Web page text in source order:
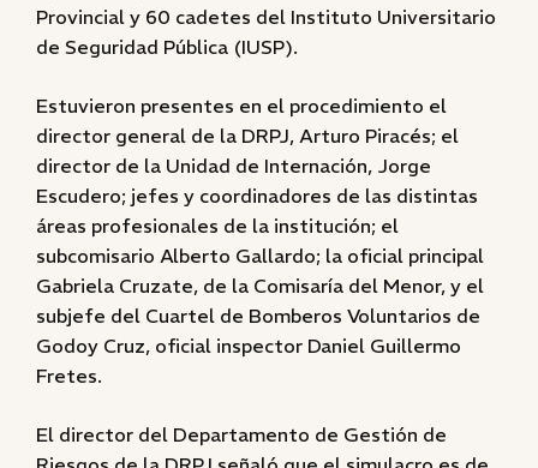
Provincial y 60 cadetes del Instituto Universitario
de Seguridad Pública (IUSP).
Estuvieron presentes en el procedimiento el
director general de la DRPJ, Arturo Piracés; el
director de la Unidad de Internación, Jorge
Escudero; jefes y coordinadores de las distintas
áreas profesionales de la institución; el
subcomisario Alberto Gallardo; la oficial principal
Gabriela Cruzate, de la Comisaría del Menor, y el
subjefe del Cuartel de Bomberos Voluntarios de
Godoy Cruz, oficial inspector Daniel Guillermo
Fretes.
El director del Departamento de Gestión de